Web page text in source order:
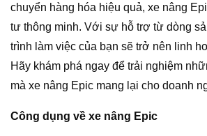
chuyển hàng hóa hiệu quả, xe nâng
tư thông minh. Với sự hỗ trợ từ dòng
trình làm việc của bạn sẽ trở nên linh
Hãy khám phá ngay để trải nghiệm
mà xe nâng Epic mang lại cho doanh
Công dụng về xe nâng Epic